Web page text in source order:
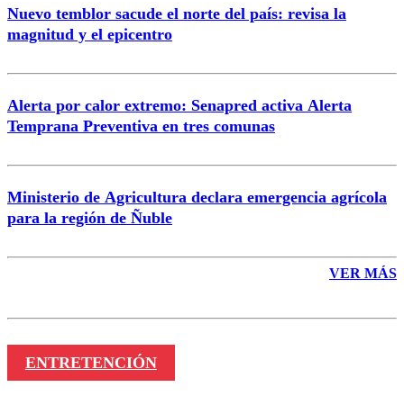
Nuevo temblor sacude el norte del país: revisa la
magnitud y el epicentro
Alerta por calor extremo: Senapred activa Alerta
Temprana Preventiva en tres comunas
Ministerio de Agricultura declara emergencia agrícola
para la región de Ñuble
VER MÁS
ENTRETENCIÓN